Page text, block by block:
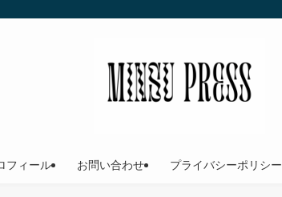
フィール お問い合わせ プライバシーポリシー